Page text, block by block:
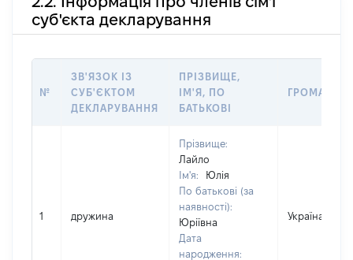
суб'єкта декларування
№
ЗВ'ЯЗОК ІЗ
СУБ'ЄКТОМ
ДЕКЛАРУВАННЯ
ПРІЗВИЩЕ,
ІМ'Я, ПО
БАТЬКОВІ
1 дружина
Прізвище:
Лайло
Ім'я:
Юлія
По батькові (за
наявності):
Юріївна
Дата
народження:
Україна